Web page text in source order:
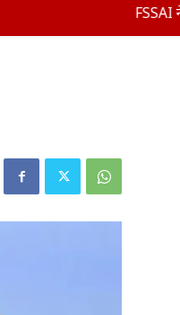
FSSAI ने Old